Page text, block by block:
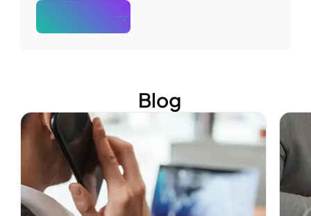
Blog
Ver más Ver